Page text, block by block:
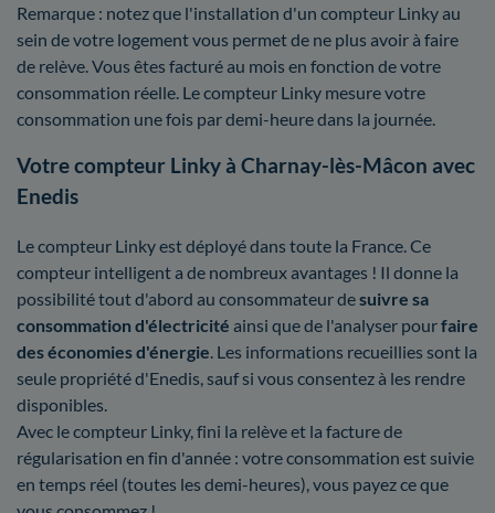
Remarque : notez que l'installation d'un compteur Linky au
sein de votre logement vous permet de ne plus avoir à faire
de relève. Vous êtes facturé au mois en fonction de votre
consommation réelle. Le compteur Linky mesure votre
consommation une fois par demi-heure dans la journée.
Votre compteur Linky à Charnay-lès-Mâcon avec
Enedis
Le compteur Linky est déployé dans toute la France. Ce
compteur intelligent a de nombreux avantages ! Il donne la
possibilité tout d'abord au consommateur desuivre sa
consommation d'électricité ainsi que de l'analyser pourfaire
des économies d'énergie . Les informations recueillies sont la
seule propriété d'Enedis, sauf si vous consentez à les rendre
disponibles.
Avec le compteur Linky, fini la relève et la facture de
régularisation en fin d'année : votre consommation est suivie
en temps réel (toutes les demi-heures), vous payez ce que